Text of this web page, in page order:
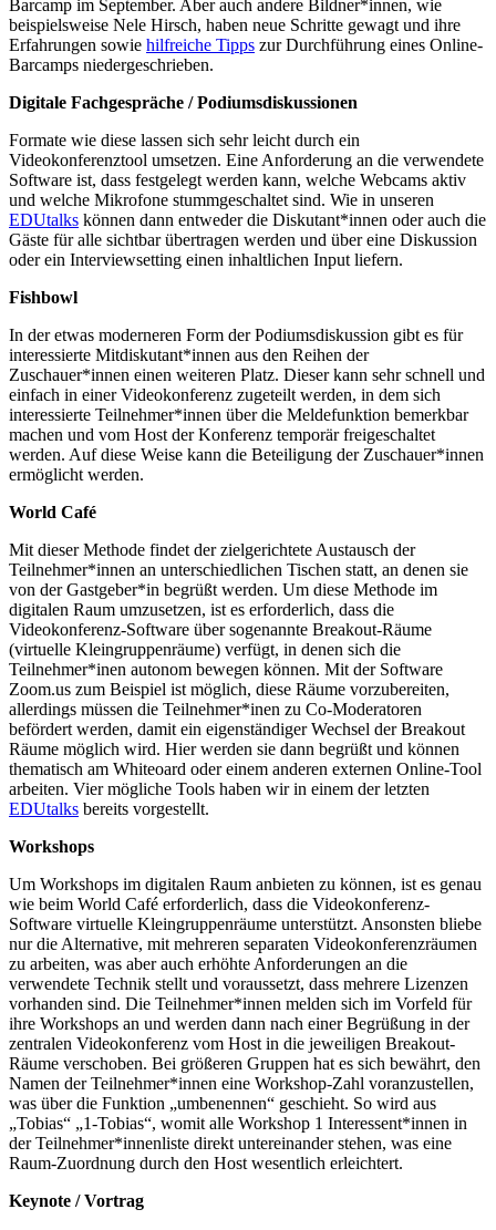
Barcamp im September. Aber auch andere Bildner*innen, wie
beispielsweise Nele Hirsch, haben neue Schritte gewagt und ihre
Erfahrungen sowie hilfreiche Tipps zur Durchführung eines Online-
Barcamps niedergeschrieben.
Digitale Fachgespräche / Podiumsdiskussionen
Formate wie diese lassen sich sehr leicht durch ein
Videokonferenztool umsetzen. Eine Anforderung an die verwendete
Software ist, dass festgelegt werden kann, welche Webcams aktiv
und welche Mikrofone stummgeschaltet sind. Wie in unseren
EDUtalks können dann entweder die Diskutant*innen oder auch die
Gäste für alle sichtbar übertragen werden und über eine Diskussion
oder ein Interviewsetting einen inhaltlichen Input liefern.
Fishbowl
In der etwas moderneren Form der Podiumsdiskussion gibt es für
interessierte Mitdiskutant*innen aus den Reihen der
Zuschauer*innen einen weiteren Platz. Dieser kann sehr schnell und
einfach in einer Videokonferenz zugeteilt werden, in dem sich
interessierte Teilnehmer*innen über die Meldefunktion bemerkbar
machen und vom Host der Konferenz temporär freigeschaltet
werden. Auf diese Weise kann die Beteiligung der Zuschauer*innen
ermöglicht werden.
World Café
Mit dieser Methode findet der zielgerichtete Austausch der
Teilnehmer*innen an unterschiedlichen Tischen statt, an denen sie
von der Gastgeber*in begrüßt werden. Um diese Methode im
digitalen Raum umzusetzen, ist es erforderlich, dass die
Videokonferenz-Software über sogenannte Breakout-Räume
(virtuelle Kleingruppenräume) verfügt, in denen sich die
Teilnehmer*inen autonom bewegen können. Mit der Software
Zoom.us zum Beispiel ist möglich, diese Räume vorzubereiten,
allerdings müssen die Teilnehmer*inen zu Co-Moderatoren
befördert werden, damit ein eigenständiger Wechsel der Breakout
Räume möglich wird. Hier werden sie dann begrüßt und können
thematisch am Whiteoard oder einem anderen externen Online-Tool
arbeiten. Vier mögliche Tools haben wir in einem der letzten
EDUtalks bereits vorgestellt.
Workshops
Um Workshops im digitalen Raum anbieten zu können, ist es genau
wie beim World Café erforderlich, dass die Videokonferenz-
Software virtuelle Kleingruppenräume unterstützt. Ansonsten bliebe
nur die Alternative, mit mehreren separaten Videokonferenzräumen
zu arbeiten, was aber auch erhöhte Anforderungen an die
verwendete Technik stellt und voraussetzt, dass mehrere Lizenzen
vorhanden sind. Die Teilnehmer*innen melden sich im Vorfeld für
ihre Workshops an und werden dann nach einer Begrüßung in der
zentralen Videokonferenz vom Host in die jeweiligen Breakout-
Räume verschoben. Bei größeren Gruppen hat es sich bewährt, den
Namen der Teilnehmer*innen eine Workshop-Zahl voranzustellen,
was über die Funktion „umbenennen“ geschieht. So wird aus
„Tobias“ „1-Tobias“, womit alle Workshop 1 Interessent*innen in
der Teilnehmer*innenliste direkt untereinander stehen, was eine
Raum-Zuordnung durch den Host wesentlich erleichtert.
Keynote / Vortrag